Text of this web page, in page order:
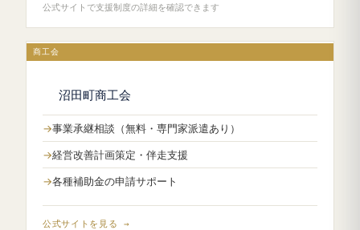
公式サイトで支援制度の詳細を確認できます
商工会
沼田町商工会
事業承継相談（無料・専門家派遣あり）
経営改善計画策定・伴走支援
各種補助金の申請サポート
公式サイトを見る →